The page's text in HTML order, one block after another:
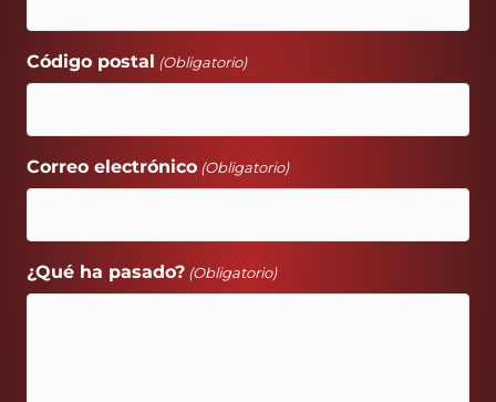
Código postal (Obligatorio)
Correo electrónico (Obligatorio)
¿Qué ha pasado? (Obligatorio)